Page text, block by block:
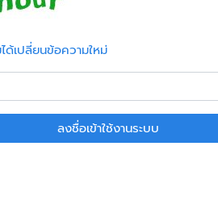
ด้เปลี่ยนข้อความใหม่